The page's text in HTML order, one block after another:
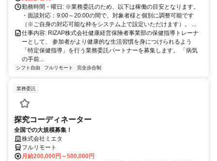
に。充実のサポート体制で、安心の在宅ワークを始めませんか？
勤務時間・曜日: ※業務委託のため、以下は稼働の目安となります。
・面談対応：9:00～20:00の間で、対象者様と個別に調整可能です
（※ご自身の対応可能な枠をシステム上で設定いただけます）。 ...
仕事内容: RIZAP株式会社健康経営保険者事業部の保健指導トレーナ
ーとして、 参加者がより健康的な生活習慣を身につけられるよう
「特定保健指導」を行う業務委託パートナーを募集します。 「病気
の手前...
シフト自由 フルリモート 完全歩合制
業務委託
探究コーディネーター
全国での大規模募集！
株式会社ミエタ
フルリモート
月給200,000円～500,000円